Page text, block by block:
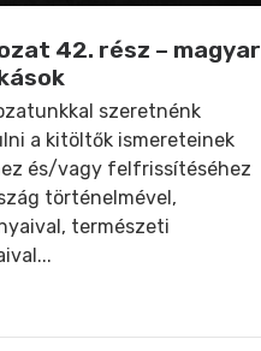
42. rész – magyar
szeretnénk
a kitöltők ismereteinek
és/vagy felfrissítéséhez
történelmével,
természeti